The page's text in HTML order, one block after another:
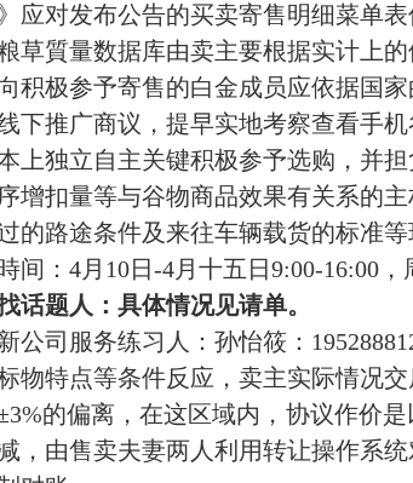
应对发布公告的买卖寄售明细菜单
草質量数据库由卖主要根据实计上
积极参予寄售的白金成员应依据国
下推广商议，提早实地考察查看手
上独立自主关键积极参予选购，并
增扣量等与谷物商品效果有关系的
的路途条件及来往车辆载货的标准等
间： 4月10日-4月十五日9:00-16:00 ，
话题人： 具体情况见请单。
公司 服务练习人：孙怡筱：
物特点等条件反应，卖主实际情况
的偏离，在这区域内，协议作价
，由售卖夫妻两人利用转让操作系